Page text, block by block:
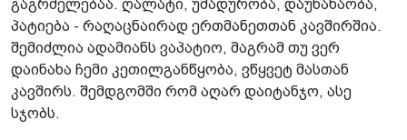
გაგრძელებაა. ღალატი, უმადურობა, დაუნახაობა,
პატიება - რაღაცნაირად ერთმანეთთან კავშირშია.
შემიძლია ადამიანს ვაპატიო, მაგრამ თუ ვერ
დაინახა ჩემი კეთილგანწყობა, ვწყვეტ მასთან
კავშირს. შემდგომში რომ აღარ დაიტანჯო, ასე
სჯობს.